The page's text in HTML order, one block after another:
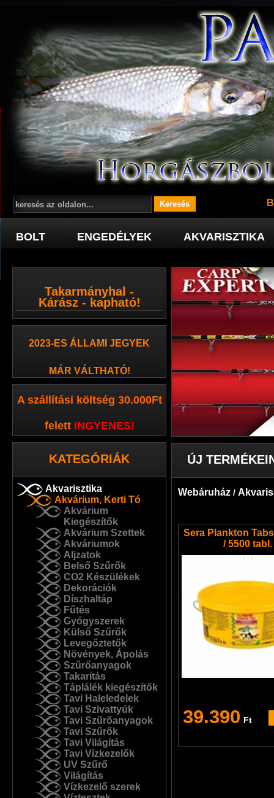
BOLT ENGEDÉLYEK AKVARISZTIKA
Takarmányhal -
Kárász - kapható!
2023-ES ÁLLAMI JEGYEK
MÁR VÁLTHATÓ!
A szállítási költség 30.000Ft
felett INGYENES!
KATEGÓRIÁK
Akvarisztika
Akvárium, Kerti Tó
Akvárium
Kiegészítők
Akvárium Szettek
Akváriumok
Aljzatok
Belső Szűrők
CO2 Készülékek
Dekorációk
Díszhaltáp
Fűtés
Gyógyszerek
Külső Szűrők
Levegőztetők
Növények, Ápolás
Szűrőanyagok
Takarítás
Táplálék kiegészítők
Tavi Haleledelek
Tavi Szivattyúk
Tavi Szűrőanyagok
Tavi Szűrők
Tavi Világítás
Tavi Vízkezelők
UV Szűrő
Világítás
Vízkezelő szerek
ÚJ
Webáruház /
Sera Plankton
/ 5500 tabl.
39.390 Ft